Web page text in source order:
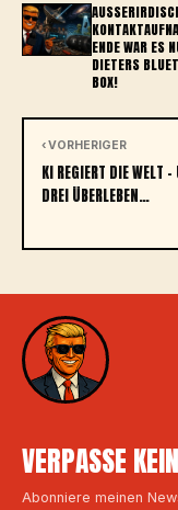
NDE WAR ES
IETERS
OX!
‹ VORHERIGER
KI REGIERT DIE WELT –
DREI ÜBERLEBEN…
VERPASSE
Abonniere meinen